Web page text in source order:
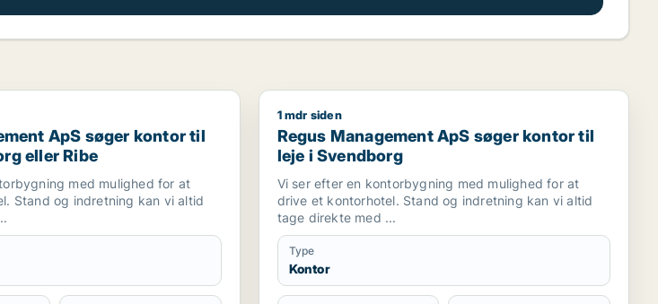
ApS søger kontor til leje i Sønderborg eller Ribe
ApS søger kontor til
eller Ribe
med mulighed for at
Stand og indretning kan vi altid
Regus Management ApS søger kontor til leje i
1 mdr siden
Regus Management ApS søger kontor til
leje i Svendborg
Vi ser efter en kontorbygning med mulighed for at
drive et kontorhotel. Stand og indretning kan vi altid
tage direkte med ...
Type
Kontor